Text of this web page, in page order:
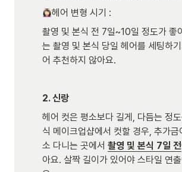
헤어 변형 시기 :
촬영 및 본식 전 7일~10일 정도가 좋
는 촬영 및 본식 당일 헤어를 세팅하
어 추천하지 않아요.
2. 신랑
헤어 컷은 평소보다 길게, 다듬는 정
식 메이크업샵에서 컷할 경우, 추가금
소 다니는 곳에서 촬영 및 본식 7일 전
아요. 살짝 길이가 있어야 스타일 연